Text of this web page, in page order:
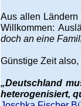
Aus allen
Willkommen:
doch an eine
Günstige Zeit
„Deutschland
heterogenisiert,